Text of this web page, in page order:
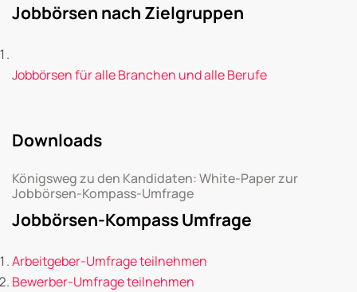
Jobbörsen nach Zielgruppen
Jobbörsen für alle Branchen und alle Berufe
Downloads
Königsweg zu den Kandidaten: White-Paper zur
Jobbörsen-Kompass-Umfrage
Jobbörsen-Kompass Umfrage
Arbeitgeber-Umfrage teilnehmen
Bewerber-Umfrage teilnehmen